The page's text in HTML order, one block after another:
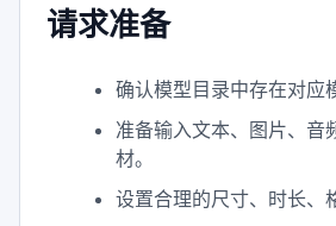
请求准备
确认模型目录中存在对应
准备输入文本、图片、音
材。
设置合理的尺寸、时长、